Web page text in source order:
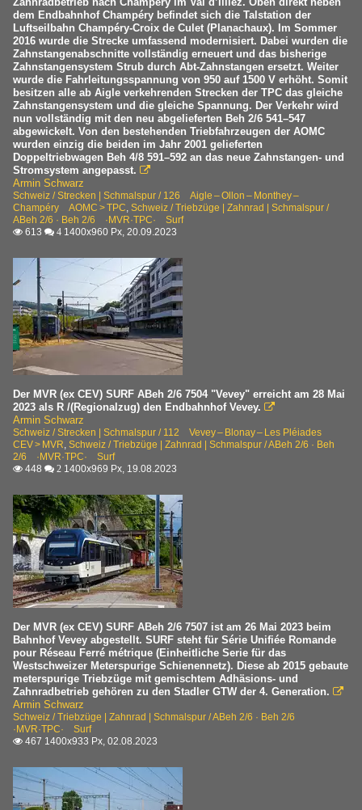
dem Endbahnhof Champéry befindet sich die Talstation der
Luftseilbahn Champéry-Croix de Culet (Planachaux). Im Sommer
2016 wurde die Strecke umfassend modernisiert. Dabei wurden die
Zahnstangenabschnitte vollständig erneuert und das bisherige
Zahnstangensystem Strub durch Abt-Zahnstangen ersetzt. Weiter
wurde die Fahrleitungsspannung von 950 auf 1500 V erhöht. Somit
besitzen alle ab Aigle verkehrenden Strecken der TPC das gleiche
Zahnstangensystem und die gleiche Spannung. Der Verkehr wird
nun vollständig mit den neu abgelieferten Beh 2/6 541–547
abgewickelt. Von den bestehenden Triebfahrzeugen der AOMC
wurden einzig die beiden im Jahr 2001 gelieferten
Doppeltriebwagen Beh 4/8 591–592 an das neue Zahnstangen- und
Stromsystem angepasst. 
Armin Schwarz
Schweiz / Strecken | Schmalspur / 126 Aigle – Ollon – Monthey –
Champéry AOMC > TPC, Schweiz / Triebzüge | Zahnrad | Schmalspur /
ABeh 2/6 · Beh 2/6 ·MVR·TPC· Surf
 613  4 1400x960 Px, 20.09.2023
Der MVR (ex CEV) SURF ABeh 2/6 7504 "Vevey" erreicht am 28 Mai
2023 als R /(Regionalzug) den Endbahnhof Vevey. 
Armin Schwarz
Schweiz / Strecken | Schmalspur / 112 Vevey – Blonay – Les Pléiades
CEV > MVR, Schweiz / Triebzüge | Zahnrad | Schmalspur / ABeh 2/6 · Beh
2/6 ·MVR·TPC· Surf
 448  2 1400x969 Px, 19.08.2023
Der MVR (ex CEV) SURF ABeh 2/6 7507 ist am 26 Mai 2023 beim
Bahnhof Vevey abgestellt. SURF steht für Série Unifiée Romande
pour Réseau Ferré métrique (Einheitliche Serie für das
Westschweizer Meterspurige Schienennetz). Diese ab 2015 gebaute
meterspurige Triebzüge mit gemischtem Adhäsions- und
Zahnradbetrieb gehören zu den Stadler GTW der 4. Generation. 
Armin Schwarz
Schweiz / Triebzüge | Zahnrad | Schmalspur / ABeh 2/6 · Beh 2/6
·MVR·TPC· Surf
 467 1400x933 Px, 02.08.2023